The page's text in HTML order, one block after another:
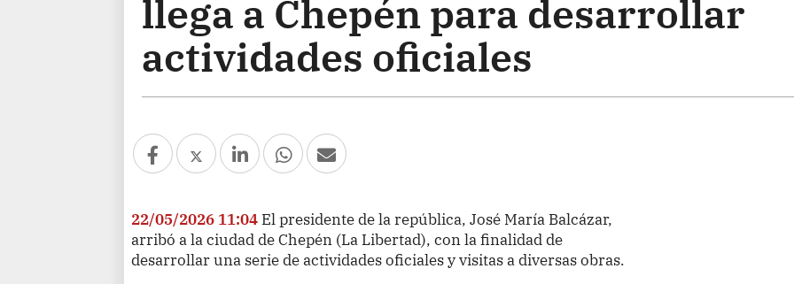
llega a Chepén para desarrollar
actividades oficiales
22/05/2026 11:04 El presidente de la república, José María Balcázar,
arribó a la ciudad de Chepén (La Libertad), con la finalidad de
desarrollar una serie de actividades oficiales y visitas a diversas obras.